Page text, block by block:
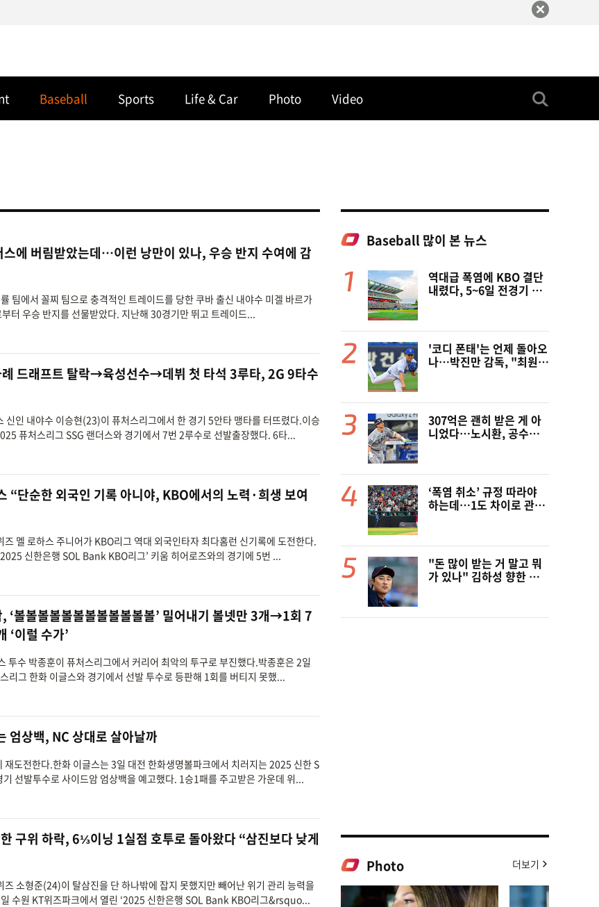
Baseball Sports Life & Car Photo Video
에 버림받았는데…이런 낭만이 있나, 우승 반지 수여에 감
팀에서 꼴찌 팀으로 충격적인 트레이드를 당한 쿠바 출신 내야수 미겔 바르가
터 우승 반지를 선물받았다. 지난해 30경기만 뛰고 트레이드...
드래프트 탈락→육성선수→데뷔 첫 타석 3루타, 2G 9타수
인 내야수 이승현(23)이 퓨처스리그에서 한 경기 5안타 맹타를 터뜨렸다.이승
퓨처스리그 SSG 랜더스와 경기에서 7번 2루수로 선발출장했다. 6타...
“단순한 외국인 기록 아니야, KBO에서의 노력·희생 보여
멜 로하스 주니어가 KBO리그 역대 외국인타자 최다홈런 신기록에 도전한다.
신한은행 SOL Bank KBO리그’ 키움 히어로즈와의 경기에 5번 ...
‘볼볼볼볼볼볼볼볼볼볼볼볼’ 밀어내기 볼넷만 3개→1회 7
이럴 수가’
투수 박종훈이 퓨처스리그에서 커리어 최악의 투구로 부진했다.박종훈은 2일
리그 한화 이글스와 경기에서 선발 투수로 등판해 1회를 버티지 못했...
엄상백, NC 상대로 살아날까
도전한다.한화 이글스는 3일 대전 한화생명볼파크에서 치러지는 2025 신한 S
선발투수로 사이드암 엄상백을 예고했다. 1승1패를 주고받은 가운데 위...
구위 하락, 6⅓이닝 1실점 호투로 돌아왔다 “삼진보다 낮게
소형준(24)이 탈삼진을 단 하나밖에 잡지 못했지만 빼어난 위기 관리 능력을
수원 KT위즈파크에서 열린 ‘2025 신한은행 SOL Bank KBO리그&rsquo...
Baseball 많이 본 뉴스
역대급 폭염에 KBO 결단
내렸다, 5~6일 전경기 취
발표]
'코디 폰태'는 언제 돌아오
나…박진만 감독, "최원태
307억은 괜히 받은 게 아
니었다…노시환, 공수주
‘폭염 취소’ 규정 따라야
하는데…1도 차이로 관중
소 가능할까
"돈 많이 받는 거 말고 뭐
가 있나" 김하성 향한 현
Photo 더보기